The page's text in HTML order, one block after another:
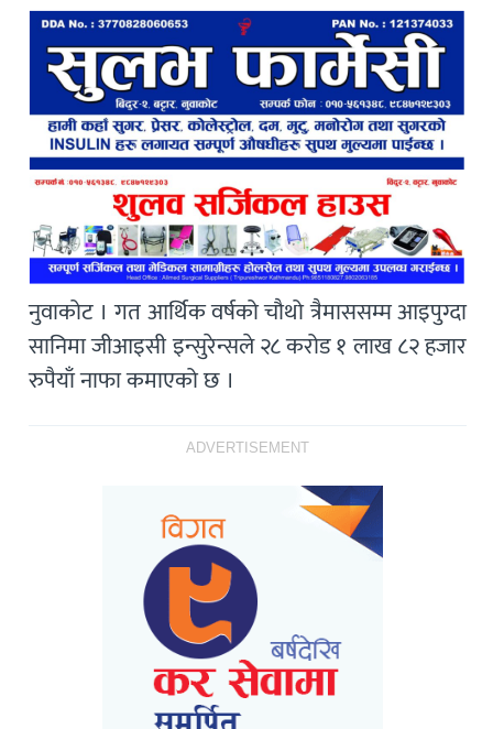
नुवाकोट । गत आर्थिक वर्षको चौथो त्रैमाससम्म आइपुग्दा
सानिमा जीआइसी इन्सुरेन्सले २८ करोड १ लाख ८२ हजार
रुपैयाँ नाफा कमाएको छ ।
ADVERTISEMENT